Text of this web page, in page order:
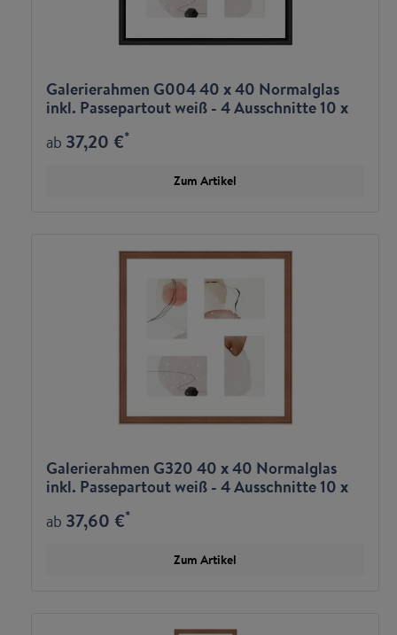
Galerierahmen G004 40 x 40 Normalglas
inkl. Passepartout weiß - 4 Ausschnitte 10 x
ab 37,20 €*
Zum Artikel
Galerierahmen G320 40 x 40 Normalglas
inkl. Passepartout weiß - 4 Ausschnitte 10 x
ab 37,60 €*
Zum Artikel